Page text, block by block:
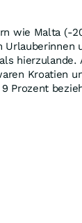
wie Malta (-
hierzulande.
Kroatien
Prozent